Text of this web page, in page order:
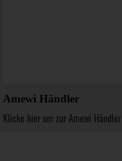
Amewi Händler
Klicke hier um zur Amewi